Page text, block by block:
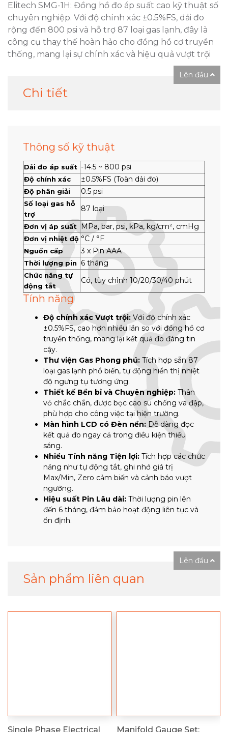
Elitech SMG-1H: Đồng hồ đo áp suất cao kỹ thuật số
chuyên nghiệp. Với độ chính xác ±0.5%FS, dải đo
rộng đến 800 psi và hỗ trợ 87 loại gas lạnh, đây là
công cụ thay thế hoàn hảo cho đồng hồ cơ truyền
thống, mang lại sự chính xác và hiệu quả vượt trội
Chi tiết
Lên đầu
Thông số kỹ thuật
Dải đo áp suất -14.5 ~ 800 psi
Độ chính xác ±0.5%FS (Toàn dải đo)
Độ phân giải 0.5 psi
Số loại gas hỗ
trợ
87 loại
Đơn vị áp suất MPa, bar, psi, kPa, kg/cm², cmHg
Đơn vị nhiệt độ °C / °F
Nguồn cấp 3 x Pin AAA
Thời lượng pin 6 tháng
Chức năng tự
động tắt
Có, tùy chỉnh 10/20/30/40 phút
Tính năng
Độ chính xác Vượt trội: Với độ chính xác
±0.5%FS, cao hơn nhiều lần so với đồng hồ cơ
truyền thống, mang lại kết quả đo đáng tin
cậy.
Thư viện Gas Phong phú: Tích hợp sẵn 87
loại gas lạnh phổ biến, tự động hiển thị nhiệt
độ ngưng tụ tương ứng.
Thiết kế Bền bỉ và Chuyên nghiệp: Thân
vỏ chắc chắn, được bọc cao su chống va đập,
phù hợp cho công việc tại hiện trường.
Màn hình LCD có Đèn nền: Dễ dàng đọc
kết quả đo ngay cả trong điều kiện thiếu
sáng.
Nhiều Tính năng Tiện lợi: Tích hợp các chức
năng như tự động tắt, ghi nhớ giá trị
Max/Min, Zero cảm biến và cảnh báo vượt
ngưỡng.
Hiệu suất Pin Lâu dài: Thời lượng pin lên
đến 6 tháng, đảm bảo hoạt động liên tục và
ổn định.
Sản phẩm liên quan
Lên đầu
Single Phase Electrical Manifold Gauge Set: